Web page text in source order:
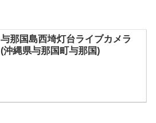
与那国島西埼灯台ライブカメラ
(沖縄県与那国町与那国)